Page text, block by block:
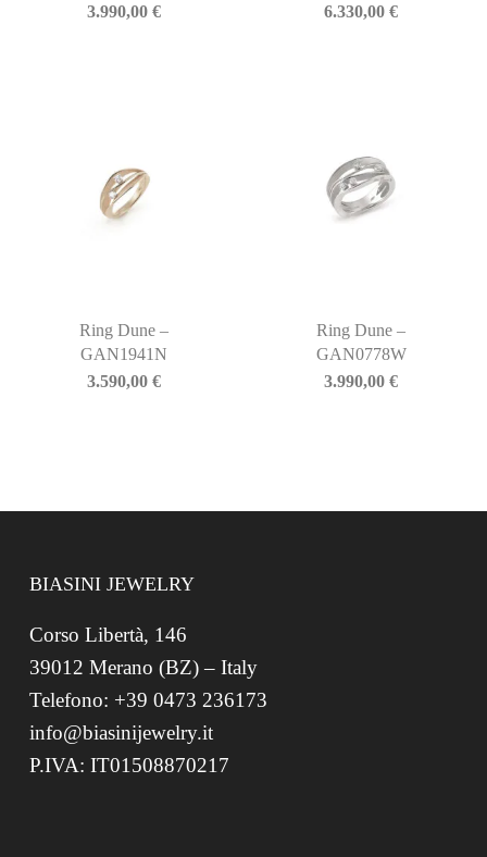
3.990,00 €
6.330,00€
Ring Dune –
GAN1941N
3.590,00 €
Ring Dune –
GAN0778W
3.990,00€
BIASINI JEWELRY
Corso Libertà, 146
39012 Merano (BZ) – Italy
Telefono: +39 0473 236173
info@biasinijewelry.it
P.IVA: IT01508870217